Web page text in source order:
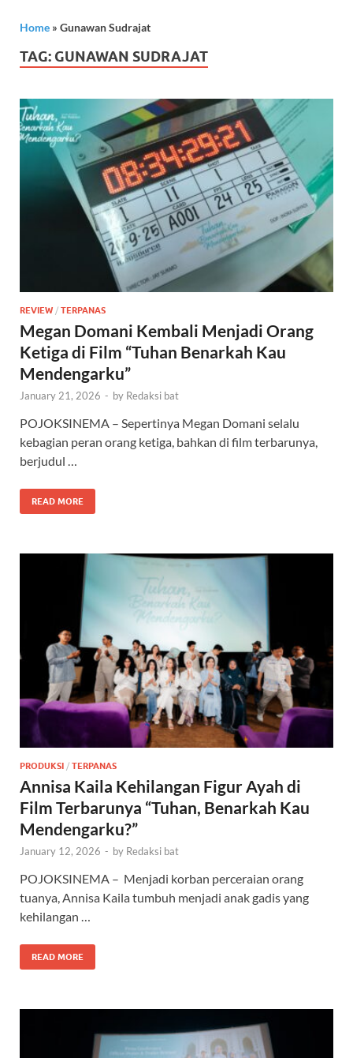
Home » Gunawan Sudrajat
TAG: GUNAWAN SUDRAJAT
REVIEW / TERPANAS
Megan Domani Kembali Menjadi Orang
Ketiga di Film “Tuhan Benarkah Kau
Mendengarku”
January 21, 2026 - by Redaksi bat
POJOKSINEMA – Sepertinya Megan Domani selalu
kebagian peran orang ketiga, bahkan di film terbarunya,
berjudul …
READ MORE
PRODUKSI / TERPANAS
Annisa Kaila Kehilangan Figur Ayah di
Film Terbarunya “Tuhan, Benarkah Kau
Mendengarku?”
January 12, 2026 - by Redaksi bat
POJOKSINEMA – Menjadi korban perceraian orang
tuanya, Annisa Kaila tumbuh menjadi anak gadis yang
kehilangan …
READ MORE